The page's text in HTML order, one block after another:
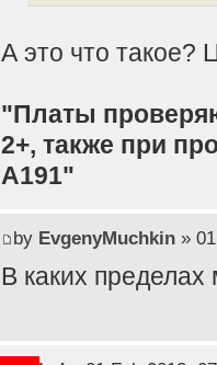
А это что такое?
"Платы
2+, также при
A191"
by EvgenyMuchkin» 01
В каких